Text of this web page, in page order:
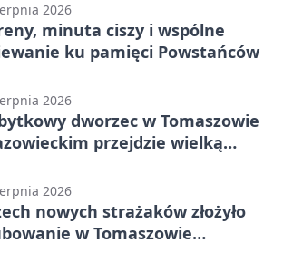
2026
minuta ciszy i wspólne
ku pamięci Powstańców
2026
dworzec w Tomaszowie
przejdzie wielką
2026
nowych strażaków złożyło
w Tomaszowie